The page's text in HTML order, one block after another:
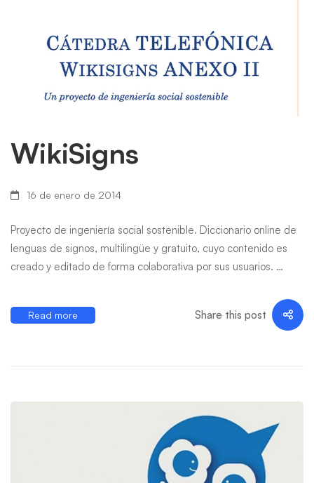
WikiSigns
16 de enero de 2014
Proyecto de ingeniería social sostenible. Diccionario online de
lenguas de signos, multilingüe y gratuito, cuyo contenido es
creado y editado de forma colaborativa por sus usuarios. …
Read more Share this post